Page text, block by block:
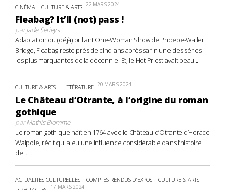
CINÉMA CULTURE & ARTS 22 MARS 2024
Fleabag? It’ll (not) pass !
parJade Serieys
Adaptation du (déjà) brillant One-Woman Show de Phoebe-Waller
Bridge, Fleabag reste près de cinq ans après sa fin une des séries
les plus marquantes de la décennie. Et, le Hot Priest avait beau...
CULTURE & ARTS LITTÉRATURE 20 MARS 2024
Le Château d’Otrante, à l’origine du roman
gothique
parMathis Blomme
Le roman gothique naît en 1764 avec le Château d’Otrante d’Horace
Walpole, récit qui a eu une influence considérable dans l’histoire
de...
ACTUALITÉS CULTURELLES COMPTES RENDUS D'EXPOS
CULTURE & ARTS
17 MARS 2024